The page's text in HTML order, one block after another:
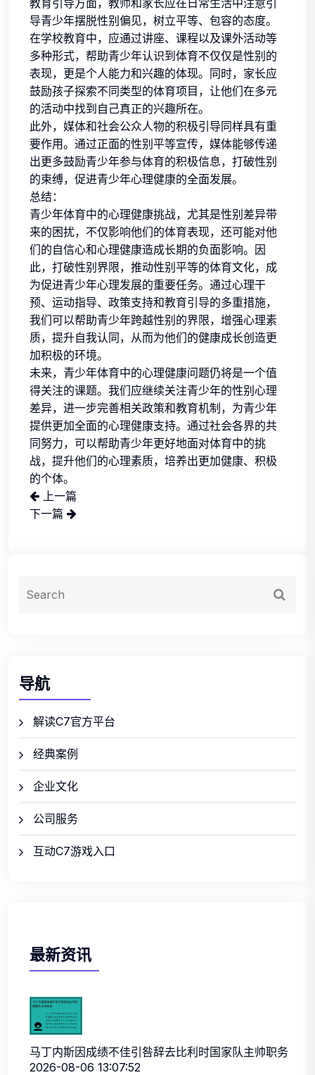
导青少年摆脱性别偏见，树立平等、包容的态度。
在学校教育中，应通过讲座、课程以及课外活动等
多种形式，帮助青少年认识到体育不仅仅是性别的
表现，更是个人能力和兴趣的体现。同时，家长应
鼓励孩子探索不同类型的体育项目，让他们在多元
的活动中找到自己真正的兴趣所在。
此外，媒体和社会公众人物的积极引导同样具有重
要作用。通过正面的性别平等宣传，媒体能够传递
出更多鼓励青少年参与体育的积极信息，打破性别
的束缚，促进青少年心理健康的全面发展。
总结：
青少年体育中的心理健康挑战，尤其是性别差异带
来的困扰，不仅影响他们的体育表现，还可能对他
们的自信心和心理健康造成长期的负面影响。因
此，打破性别界限，推动性别平等的体育文化，成
为促进青少年心理发展的重要任务。通过心理干
预、运动指导、政策支持和教育引导的多重措施，
我们可以帮助青少年跨越性别的界限，增强心理素
质，提升自我认同，从而为他们的健康成长创造更
加积极的环境。
未来，青少年体育中的心理健康问题仍将是一个值
得关注的课题。我们应继续关注青少年的性别心理
差异，进一步完善相关政策和教育机制，为青少年
提供更加全面的心理健康支持。通过社会各界的共
同努力，可以帮助青少年更好地面对体育中的挑
战，提升他们的心理素质，培养出更加健康、积极
的个体。
上一篇
下一篇
导航
解读C7官方平台
经典案例
企业文化
公司服务
互动C7游戏入口
最新资讯
马丁内斯因成绩不佳引咎辞去比利时国家队主帅职务
2026-08-06 13:07:52